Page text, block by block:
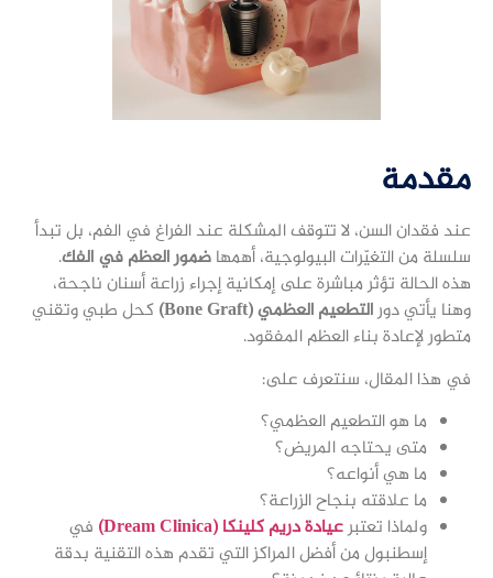
مقدمة
عند فقدان السن، لا تتوقف المشكلة عند الفراغ في الفم، بل تبدأ
سلسلة من التغيّرات البيولوجية، أهمهاضمور العظم في الفك.
هذه الحالة تؤثر مباشرة على إمكانية إجراء زراعة أسنان ناجحة،
وهنا يأتي دورالتطعيم العظمي (Bone Graft)
كحل طبي وتقني
متطور لإعادة بناء العظم المفقود.
في هذا المقال، سنتعرف على:
ما هو التطعيم العظمي؟
متى يحتاجه المريض؟
ما هي أنواعه؟
ما علاقته بنجاح الزراعة؟
ولماذا تعتبرعيادة دريم كلينكا (Dream Clinica)
في
إسطنبول من أفضل المراكز التي تقدم هذه التقنية بدقة